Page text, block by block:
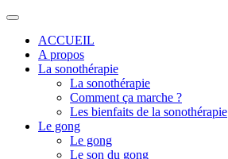
ACCUEIL
A propos
La sonothérapie
La sonothérapie
Comment ça marche ?
Les bienfaits de la sonothérapie
Le gong
Le gong
Le son du gong